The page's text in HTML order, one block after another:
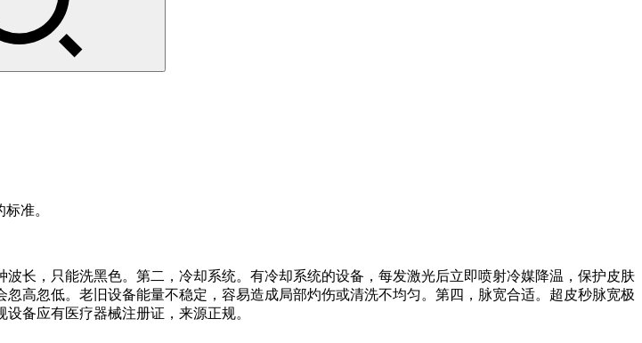
准。
长，只能洗黑色。第二，冷却系统。有冷却系统的设备，每发激光后立即喷射冷媒降温，保护皮肤
高忽低。老旧设备能量不稳定，容易造成局部灼伤或清洗不均匀。第四，脉宽合适。超皮秒脉宽极
备应有医疗器械注册证，来源正规。